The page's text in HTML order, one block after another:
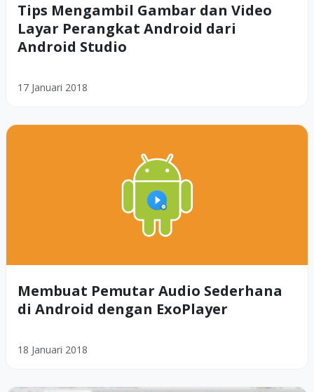
Tips Mengambil Gambar dan Video
Layar Perangkat Android dari
Android Studio
17 Januari 2018
Membuat Pemutar Audio Sederhana
di Android dengan ExoPlayer
18 Januari 2018